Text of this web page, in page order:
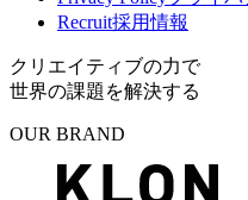
Recruit採用情報
クリエイティブの力で
世界の課題を解決する
OUR BRAND